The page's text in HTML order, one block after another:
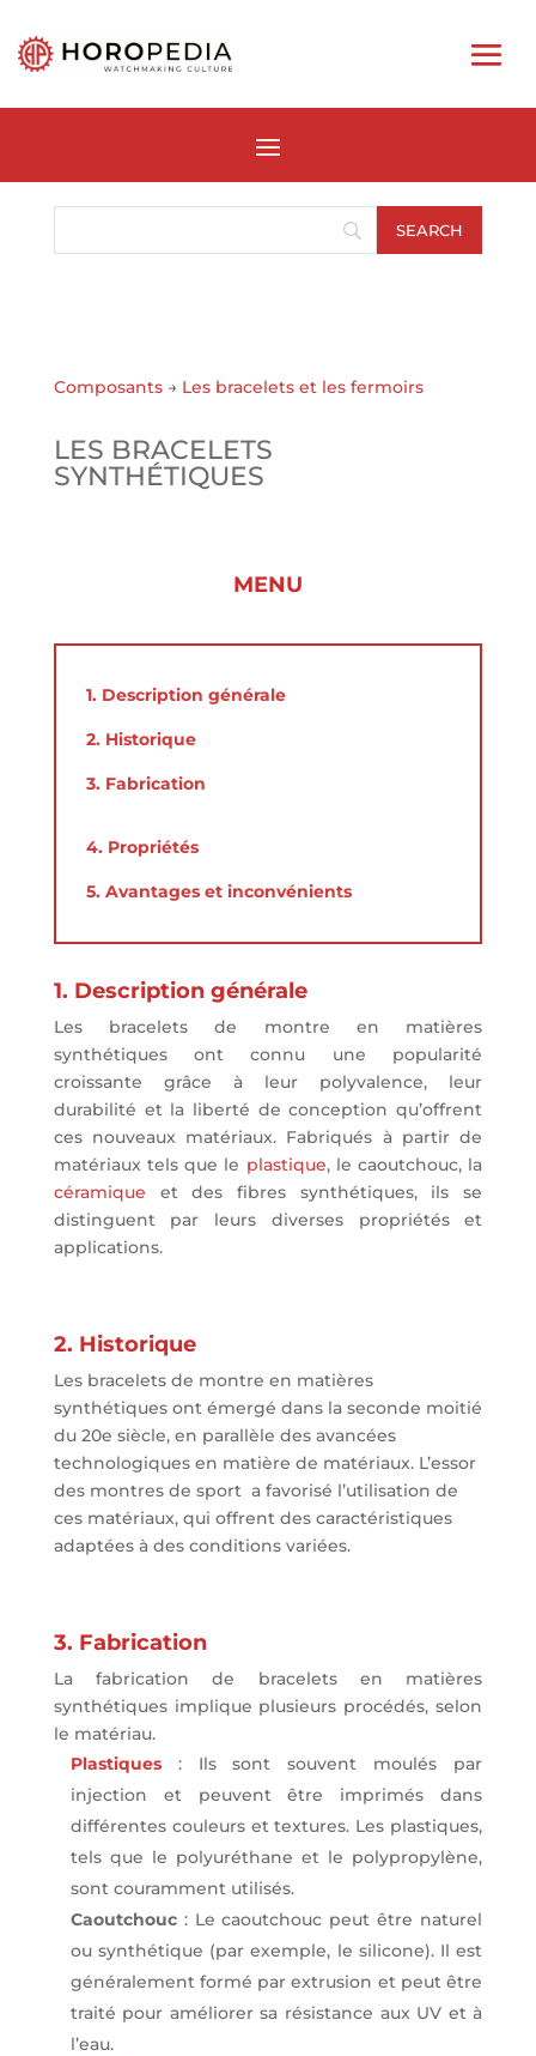
Composants→ Les bracelets et les fermoirs
LES BRACELETS
SYNTHÉTIQUES
MENU
1. Description générale
2. Historique
3. Fabrication
4. Propriétés
5. Avantages et inconvénients
1. Description générale
Les bracelets de montre en matières
synthétiques ont connu une popularité
croissante grâce à leur polyvalence, leur
durabilité et la liberté de conception qu’offrent
ces nouveaux matériaux. Fabriqués à partir de
matériaux tels que le plastique, le caoutchouc, la
céramique et des fibres synthétiques, ils se
distinguent par leurs diverses propriétés et
applications.
2. Historique
Les bracelets de montre en matières
synthétiques ont émergé dans la seconde moitié
du 20e siècle, en parallèle des avancées
technologiques en matière de matériaux. L’essor
des montres de sport a favorisé l’utilisation de
ces matériaux, qui offrent des caractéristiques
adaptées à des conditions variées.
3. Fabrication
La fabrication de bracelets en matières
synthétiques implique plusieurs procédés, selon
le matériau.
Plastiques: Ils sont souvent moulés par
injection et peuvent être imprimés dans
différentes couleurs et textures. Les plastiques,
tels que le polyuréthane et le polypropylène,
sont couramment utilisés.
Caoutchouc: Le caoutchouc peut être naturel
ou synthétique (par exemple, le silicone). Il est
généralement formé par extrusion et peut être
traité pour améliorer sa résistance aux UV et à
l’eau.